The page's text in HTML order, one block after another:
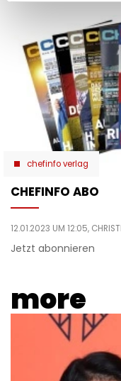
chefinfo verlag
CHEFINFO ABO
12.01.2023 UM 12:05,
Jetzt abonnieren
more